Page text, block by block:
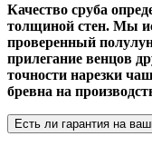
Качество сруба
толщиной стен. Мы
проверенный
прилегание венцов
точности нарезки
бревна на
Есть ли гарантия на